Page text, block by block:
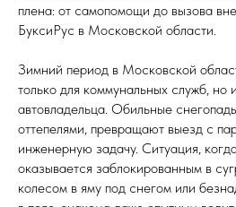
плена: от самопомощи до вызова
БуксиРус в Московской области.
Зимний период в Московской
только для коммунальных служб, но
автовладельца. Обильные
оттепелями, превращают выезд с
инженерную задачу. Ситуация,
оказывается заблокированным в
колесом в яму под снегом или